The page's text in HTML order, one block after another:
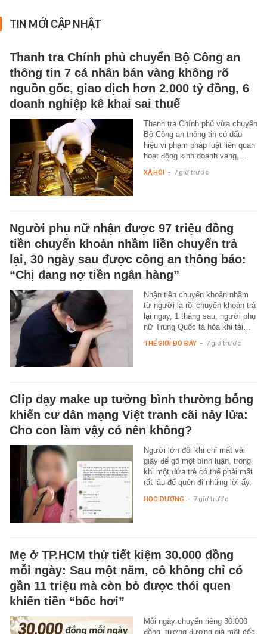
TIN MỚI CẬP NHẬT
Thanh tra Chính phủ chuyển Bộ Công an
thông tin 7 cá nhân bán vàng không rõ
nguồn gốc, giao dịch hơn 2.000 tỷ đồng, 6
doanh nghiệp kê khai sai thuế
Thanh tra Chính phủ vừa chuyển
Bộ Công an thông tin có dấu
hiệu vi phạm pháp luật liên quan
hoạt động kinh doanh vàng,…
XÃ HỘI - 7 giờ trước
Người phụ nữ nhận được 97 triệu đồng
tiền chuyển khoản nhầm liền chuyển trả
lại, 30 ngày sau được công an thông báo:
“Chị đang nợ tiền ngân hàng”
Nhận tiền chuyển khoản nhầm
từ người lạ rồi chuyển khoản trả
lại ngay, 1 tháng sau, người phụ
nữ Trung Quốc tá hỏa khi tài…
THẾ GIỚI ĐÓ ĐÂY - 7 giờ trước
Clip dạy make up tưởng bình thường bỗng
khiến cư dân mạng Việt tranh cãi nảy lửa:
Cho con làm vậy có nên không?
Người lớn đôi khi chỉ mất vài
giây để gõ một bình luận, trong
khi một đứa trẻ có thể phải mất
rất lâu để quên đi những lời ấy.
HỌC ĐƯỜNG - 7 giờ trước
Mẹ ở TP.HCM thử tiết kiệm 30.000 đồng
mỗi ngày: Sau một năm, cô không chỉ có
gần 11 triệu mà còn bỏ được thói quen
khiến tiền “bốc hơi”
Mỗi ngày chuyển riêng 30.000
đồng, tương đương giá một cốc